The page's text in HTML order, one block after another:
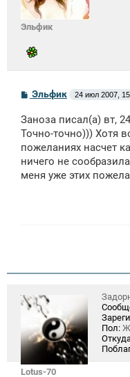
Эльфик
С
б
щ
н
и
Эльфик 24 июл 2007,
Заноза писал(а) вт,
Точно-точно))) Хотя
пожеланиях насчет
ничего не
меня уже этих
Lotus-70
Пол: